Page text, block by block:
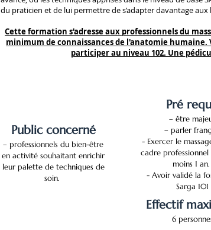
du praticien et de lui permettre de s’adapter davantage aux
Cette formation s'adresse aux professionnels du
minimum de connaissances de l'anatomie humaine.
participer au niveau 102. Une
Public concerné
– professionnels du bien-être
en activité souhaitant enrichir
leur palette de techniques de
soin.
Pré
– être
– parler
- Exercer le
cadre professionnel
moins 1 an.
- Avoir validé la
Sarga 101
Effectif
6